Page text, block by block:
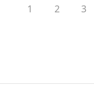
1 2 3